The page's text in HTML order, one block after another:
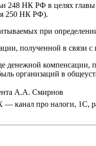
248 НК РФ в целях
250 НК РФ).
при
полученной в связи
денежной компенсации,
организаций в
A.A. Смирнов
канал про налоги, 1С,